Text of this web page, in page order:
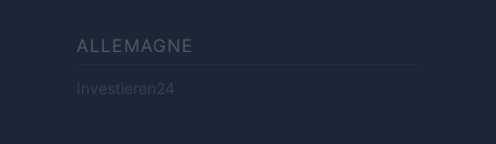
ALLEMAGNE
Investieren24